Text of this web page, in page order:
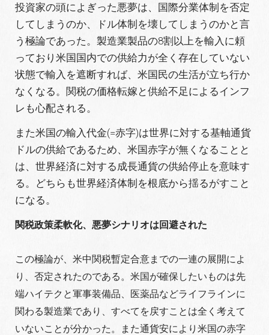
投資家の頭によぎった悪夢は、国際分業体制を否定
してしまうのか、ドル体制を壊してしまうのかと言
う極論であった。製造業製品の8割以上を輸入に頼
っており米国国内での供給力が全く存在していない
状態で輸入を遮断すれば、米国民の生活が立ち行か
なくなる。関税の価格転嫁と供給不足によるインフ
レも心配される。
また米国の輸入代金(=赤字)は世界に対する基軸通貨
ドルの供給であるため、米国赤字が無くなることと
は、世界経済に対する成長通貨の供給停止を意味す
る。どちらも世界経済体制を根底から揺るがすこと
になる。
関税政策柔軟化、悪夢シナリオは回避された
この極論が、米中関税暫定合意までの一連の展開によ
り、否定されたのである。米国が確保したいものは先
端ハイテクと軍事装備品、医薬品などライフラインに
関わる製造業であり、すべてを戻すことは全く考えて
いないことが分かった。また通貨安により米国の赤字